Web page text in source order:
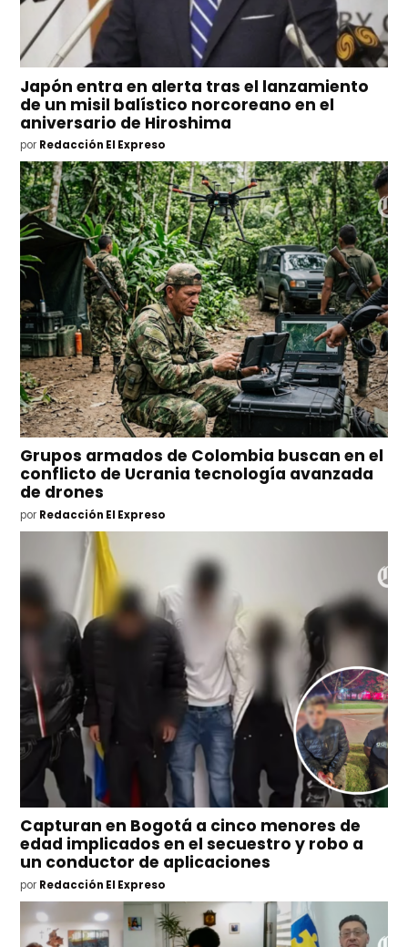
Japón entra en alerta tras el lanzamiento
de un misil balístico norcoreano en el
aniversario de Hiroshima
por Redacción El Expreso
Grupos armados de Colombia buscan en el
conflicto de Ucrania tecnología avanzada
de drones
por Redacción El Expreso
Capturan en Bogotá a cinco menores de
edad implicados en el secuestro y robo a
un conductor de aplicaciones
por Redacción El Expreso